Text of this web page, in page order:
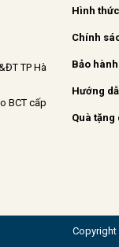
TP Hà
BCT cấp
Hình
Chính
Bảo
Hướng
Quà
Copyright